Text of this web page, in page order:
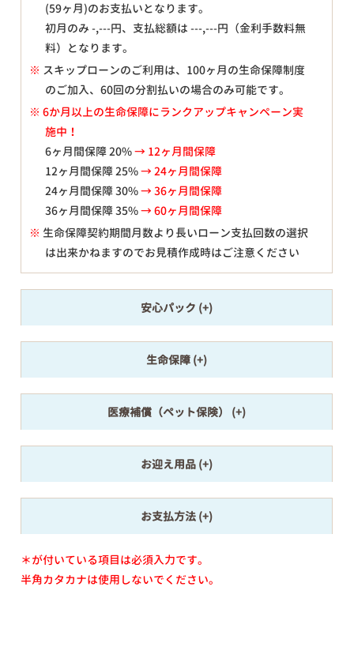
(59ヶ月)のお支払いとなります。
初月のみ-,---円、支払総額は---,---円（金利手数料無
料）となります。
※ スキップローンのご利用は、100ヶ月の生命保障制度
のご加入、60回の分割払いの場合のみ可能です。
※ 6か月以上の生命保障にランクアップキャンペーン実
施中！
6ヶ月間保障 20%→ 12ヶ月間保障
12ヶ月間保障 25%→ 24ヶ月間保障
24ヶ月間保障 30%→ 36ヶ月間保障
36ヶ月間保障 35%→ 60ヶ月間保障
※ 生命保障契約期間月数より長いローン支払回数の選択
は出来かねますのでお見積作成時はご注意ください
安心パック
生命保障
医療補償（ペット保険）
お迎え用品
お支払方法
＊が付いている項目は必須入力です。
半角カタカナは使用しないでください。